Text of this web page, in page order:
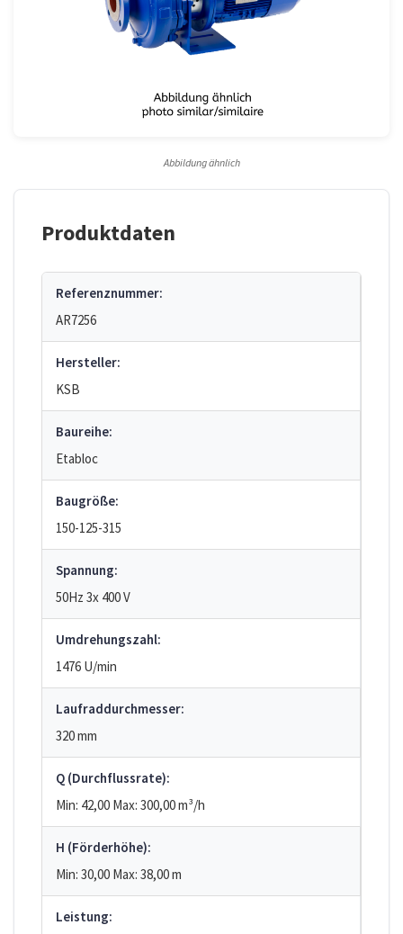
Abbildung ähnlich
Produktdaten
Referenznummer:
AR7256
Hersteller:
KSB
Baureihe:
Etabloc
Baugröße:
150-125-315
Spannung:
50Hz 3x 400 V
Umdrehungszahl:
1476 U/min
Laufraddurchmesser:
320 mm
Q (Durchflussrate):
Min: 42,00 Max: 300,00m³/h
H (Förderhöhe):
Min: 30,00 Max: 38,00m
Leistung: